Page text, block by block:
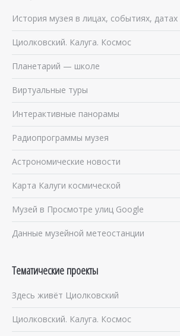
История музея в лицах, событиях, датах
Циолковский. Калуга. Космос
Планетарий — школе
Виртуальные туры
Интерактивные панорамы
Радиопрограммы музея
Астрономические новости
Карта Калуги космической
Музей в Просмотре улиц Google
Данные музейной метеостанции
Тематические проекты
Здесь живёт Циолковский
Циолковский. Калуга. Космос